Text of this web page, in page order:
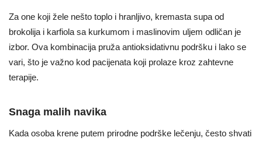
Za one koji žele nešto toplo i hranljivo, kremasta supa od
brokolija i karfiola sa kurkumom i maslinovim uljem odličan je
izbor. Ova kombinacija pruža antioksidativnu podršku i lako se
vari, što je važno kod pacijenata koji prolaze kroz zahtevne
terapije.
Snaga malih navika
Kada osoba krene putem prirodne podrške lečenju, često shvati